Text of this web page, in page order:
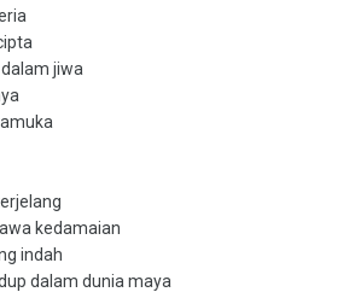
jiwa
kedamaian
indah
dalam dunia maya